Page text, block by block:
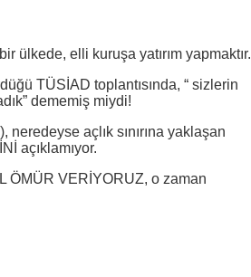
ülkede, elli kuruşa yatırım yapmaktır.
TÜSİAD toplantısında, “ sizlerin
dememiş miydi!
neredeyse açlık sınırına yaklaşan
açıklamıyor.
ÖMÜR VERİYORUZ, o zaman